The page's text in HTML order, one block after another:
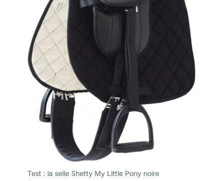
Test : la selle Shetty My Little Pony noire